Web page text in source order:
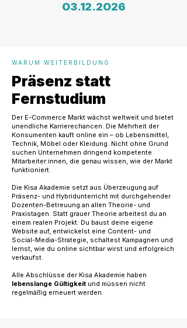
O3.12.2O26
WARUM WEITERBILDUNG
Präsenz statt
Fernstudium
Der E-Commerce Markt wächst weltweit und bietet
unendliche Karrierechancen. Die Mehrheit der
Konsumenten kauft online ein – ob Lebensmittel,
Technik, Möbel oder Kleidung. Nicht ohne Grund
suchen Unternehmen dringend kompetente
Mitarbeiter:innen, die genau wissen, wie der Markt
funktioniert.
Die Kisa Akademie setzt aus Überzeugung auf
Präsenz- und Hybridunterricht mit durchgehender
Dozenten-Betreuung an allen Theorie- und
Praxistagen. Statt grauer Theorie arbeitest du an
einem realen Projekt: Du baust deine eigene
Website auf, entwickelst eine Content- und
Social-Media-Strategie, schaltest Kampagnen und
lernst, wie du online sichtbar wirst und erfolgreich
verkaufst.
Alle Abschlüsse der Kisa Akademie haben
lebenslange Gültigkeit und müssen nicht
regelmäßig erneuert werden.